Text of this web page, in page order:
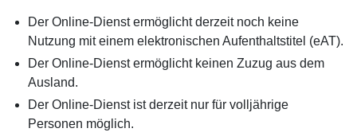
Der Online-Dienst ermöglicht derzeit noch keine
Nutzung mit einem elektronischen Aufenthaltstitel (eAT).
Der Online-Dienst ermöglicht keinen Zuzug aus dem
Ausland.
Der Online-Dienst ist derzeit nur für volljährige
Personen möglich.